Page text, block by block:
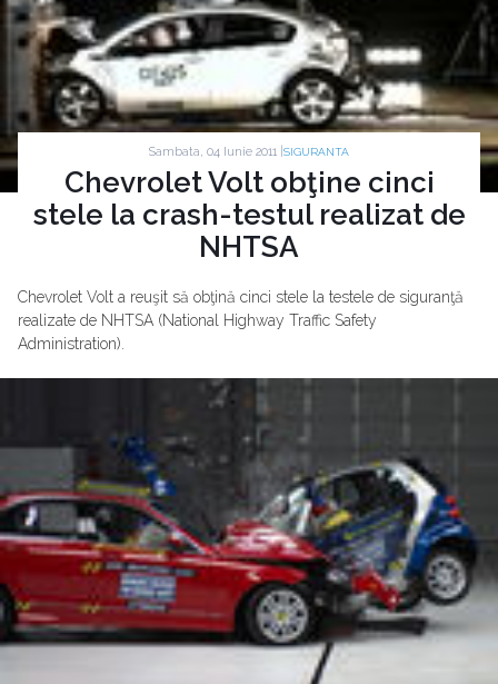
Sambata, 04 Iunie 2011 | SIGURANTA
Chevrolet Volt obţine cinci
stele la crash-testul realizat de
NHTSA
Chevrolet Volt a reuşit să obţină cinci stele la testele de siguranţă
realizate de NHTSA (National Highway Traffic Safety
Administration).